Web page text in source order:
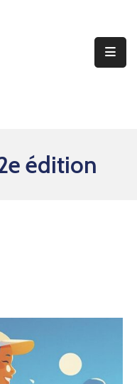
édition